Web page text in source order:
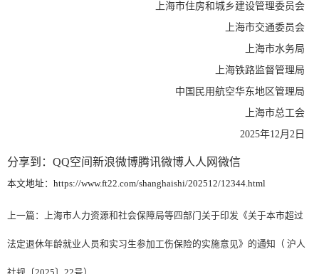
上海市住房和城乡建设管理委员会
上海市交通委员会
上海市水务局
上海铁路监督管理局
中国民用航空华东地区管理局
上海市总工会
2025年12月2日
分享到： QQ空间新浪微博腾讯微博人人网微信
本文地址：https://www.ft22.com/shanghaishi/202512/12344.html
上一篇： 上海市人力资源和社会保障局等四部门关于印发《关于本市超过
法定退休年龄就业人员和实习生参加工伤保险的实施意见》的通知（ 沪人